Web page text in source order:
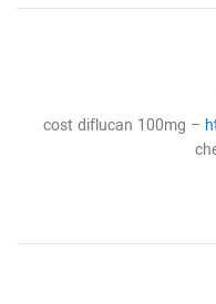
cost diflucan 100mg –